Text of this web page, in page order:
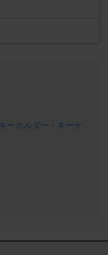
キーホルダー・キーケ